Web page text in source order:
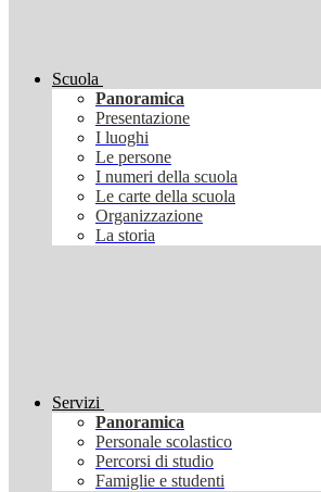
Scuola
Panoramica
Presentazione
I luoghi
Le persone
I numeri della scuola
Le carte della scuola
Organizzazione
La storia
Servizi
Panoramica
Personale scolastico
Percorsi di studio
Famiglie e studenti